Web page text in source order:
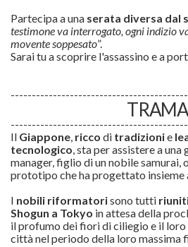
Partecipa a una serata diversa dal
testimone va interrogato, ogni indizio
movente soppesato”.
Sarai tu a scoprire l'assassino e a
TRAMA
Il Giappone, ricco di tradizionie
tecnologico, sta per assistere a
manager, figlio di un nobile samurai,
prototipo che ha progettato insieme
I nobili riformatorisono tutti
Shogun a Tokyo in attesa della
il profumo dei fiori di ciliegio e il loro
città nel periodo della loro massima